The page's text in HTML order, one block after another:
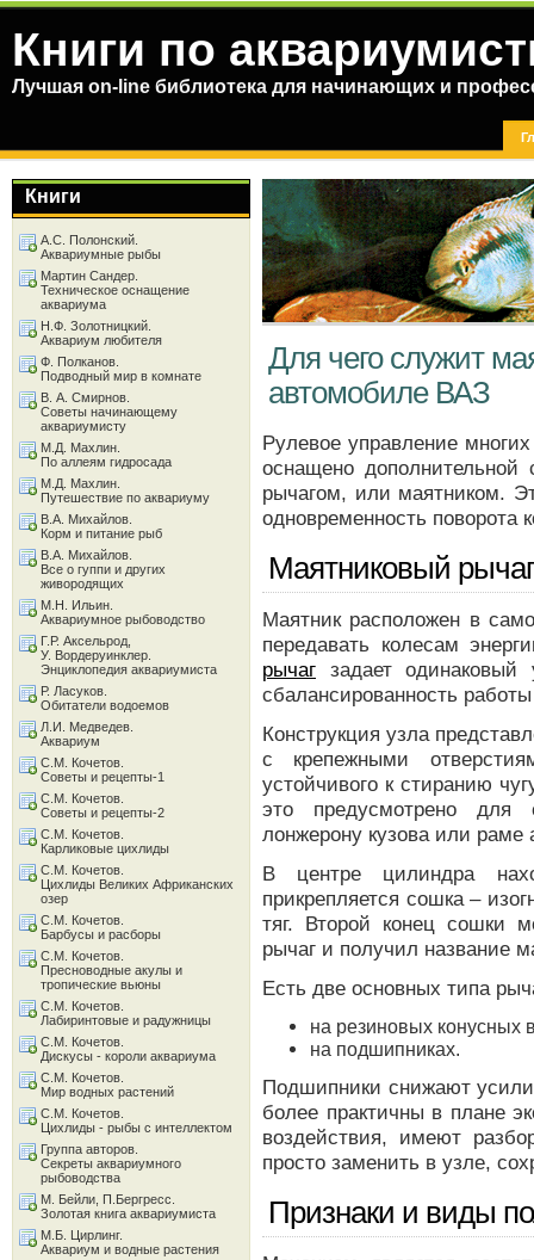
Книги по
Лучшая on-line библиотека для начинающих и
Для чего служит
автомобиле ВАЗ
Рулевое управление
оснащено дополнительной
рычагом, или маятником.
одновременность поворота
Маятниковый
Маятник расположен в
передавать колесам
рычаг задает одинаковый
сбалансированность
Конструкция узла
с крепежными
устойчивого к стиранию
это предусмотрено для
лонжерону кузова или раме
В центре цилиндра
прикрепляется сошка –
тяг. Второй конец сошки
рычаг и получил название
Есть две основных типа
на резиновых конусных
на подшипниках.
Подшипники снижают
более практичны в плане
воздействия, имеют
просто заменить в узле,
Признаки и виды
Книги
А.С. Полонский.
Аквариумные рыбы
Мартин Сандер.
Техническое оснащение
аквариума
Н.Ф. Золотницкий.
Аквариум любителя
Ф. Полканов.
Подводный мир в комнате
В. А. Смирнов.
Советы начинающему
аквариумисту
М.Д. Махлин.
По аллеям гидросада
М.Д. Махлин.
Путешествие по аквариуму
В.А. Михайлов.
Корм и питание рыб
В.А. Михайлов.
Все о гуппи и других
живородящих
М.Н. Ильин.
Аквариумное рыбоводство
Г.Р. Аксельрод,
У. Вордеруинклер.
Энциклопедия аквариумиста
Р. Ласуков.
Обитатели водоемов
Л.И. Медведев.
Аквариум
С.М. Кочетов.
Советы и рецепты-1
С.М. Кочетов.
Советы и рецепты-2
С.М. Кочетов.
Карликовые цихлиды
С.М. Кочетов.
Цихлиды Великих Африканских
озер
С.М. Кочетов.
Барбусы и расборы
С.М. Кочетов.
Пресноводные акулы и
тропические вьюны
С.М. Кочетов.
Лабиринтовые и радужницы
С.М. Кочетов.
Дискусы - короли аквариума
С.М. Кочетов.
Мир водных растений
С.М. Кочетов.
Цихлиды - рыбы с интеллектом
Группа авторов.
Секреты аквариумного
рыбоводства
М. Бейли, П.Бергресс.
Золотая книга аквариумиста
М.Б. Цирлинг.
Аквариум и водные растения